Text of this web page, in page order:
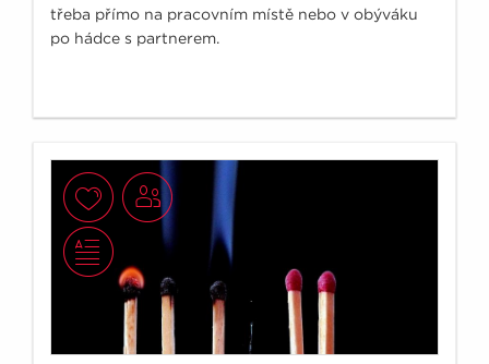
třeba přímo na pracovním místě nebo v obýváku
po hádce s partnerem.